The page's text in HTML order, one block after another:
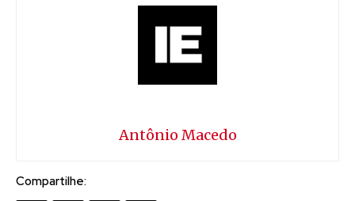
Antônio Macedo
Compartilhe: